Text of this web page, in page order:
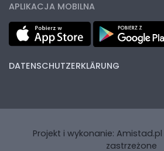
APLIKACJA MOBILNA
DATENSCHUTZERKLÄRUNG
Projekt i wykonanie: Amistad.pl
zastrzeżone